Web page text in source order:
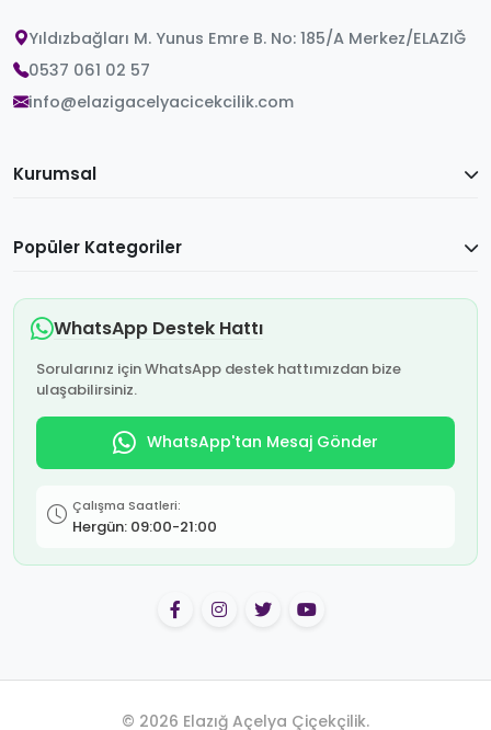
Yıldızbağları M. Yunus Emre B. No: 185/A Merkez/ELAZIĞ
0537 061 02 57
info@elazigacelyacicekcilik.com
Kurumsal
Popüler Kategoriler
WhatsApp Destek Hattı
Sorularınız için WhatsApp destek hattımızdan bize
ulaşabilirsiniz.
WhatsApp'tan Mesaj Gönder
Çalışma Saatleri:
Hergün: 09:00-21:00
© 2026 Elazığ Açelya Çiçekçilik.